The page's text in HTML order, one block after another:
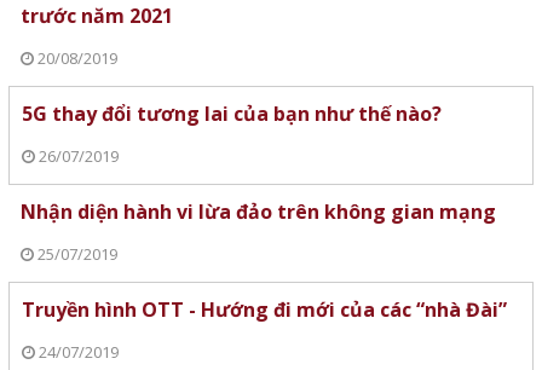
trước năm 2021
20/08/2019
5G thay đổi tương lai của bạn như thế nào?
26/07/2019
Nhận diện hành vi lừa đảo trên không gian mạng
25/07/2019
Truyền hình OTT - Hướng đi mới của các “nhà Đài”
24/07/2019